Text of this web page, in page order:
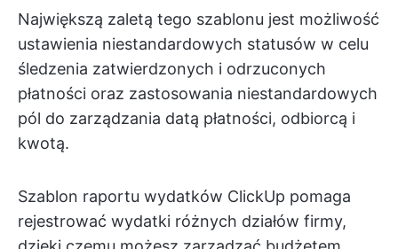
Największą zaletą tego szablonu jest możliwość
ustawienia niestandardowych statusów w celu
śledzenia zatwierdzonych i odrzuconych
płatności oraz zastosowania niestandardowych
pól do zarządzania datą płatności, odbiorcą i
kwotą.
Szablon raportu wydatków ClickUp pomaga
rejestrować wydatki różnych działów firmy,